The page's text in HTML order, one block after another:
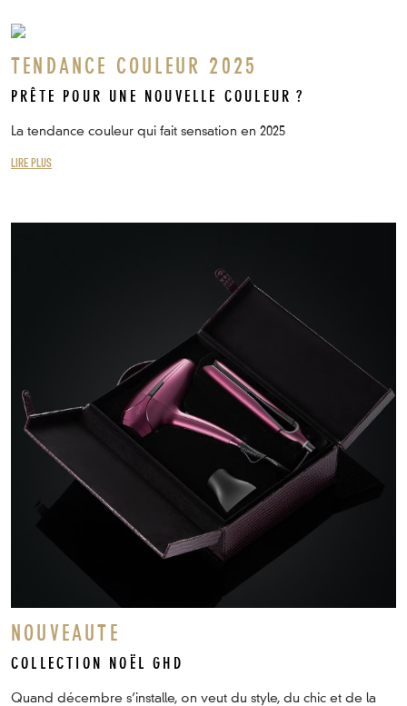
TENDANCE COULEUR 2025
PRÊTE POUR UNE NOUVELLE COULEUR ?
La tendance couleur qui fait sensation en 2025
LIRE PLUS
NOUVEAUTE
COLLECTION NOËL GHD
Quand décembre s’installe, on veut du style, du chic et de la